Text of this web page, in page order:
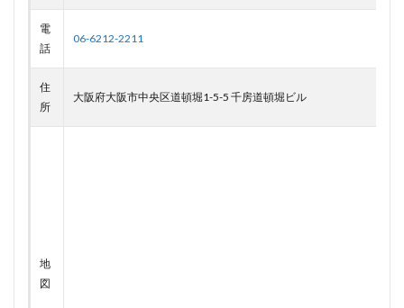
電
話
06-6212-2211
住
所
大阪府大阪市中央区道頓堀1-5-5 千房道頓堀ビル
地
図